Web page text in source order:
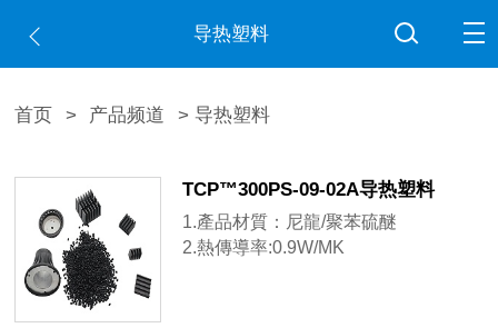
导热塑料
首页 > 产品频道 > 导热塑料
TCP™300PS-09-02A导热塑料
1.產品材質：尼龍/聚苯硫醚
2.熱傳導率:0.9W/MK